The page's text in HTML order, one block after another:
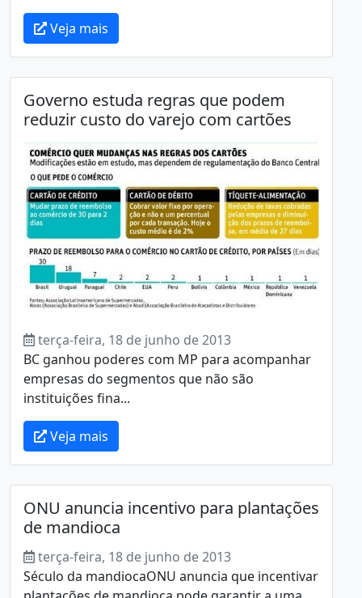
Veja mais
Governo estuda regras que podem
reduzir custo do varejo com cartões
terça-feira, 18 de junho de 2013
BC ganhou poderes com MP para acompanhar
empresas do segmentos que não são
instituições fina...
Veja mais
ONU anuncia incentivo para plantações
de mandioca
terça-feira, 18 de junho de 2013
Século da mandiocaONU anuncia que incentivar